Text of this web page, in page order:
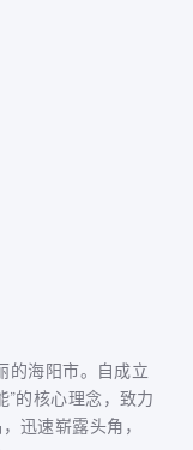
的海阳市。自成立
”的核心理念，致力
迅速崭露头角，